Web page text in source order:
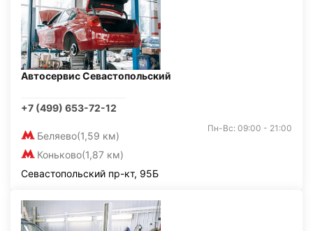
Автосервис Севастопольский
+7 (499) 653-72-12
Беляево(1,59 км)
Коньково(1,87 км)
Пн-Вс: 09:00 - 21:00
Севастопольский пр-кт, 95Б